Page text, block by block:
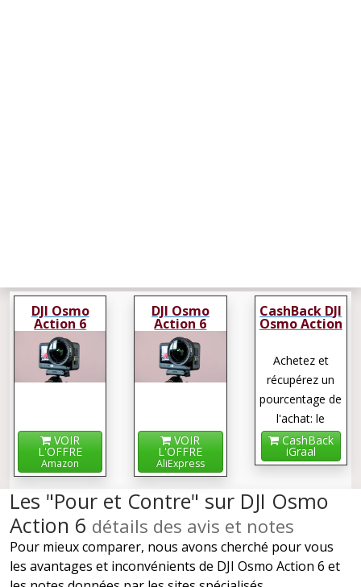
DJI Osmo
Action 6
VOIR
L'OFFRE
Amazon
DJI Osmo
Action 6
VOIR
L'OFFRE
AliExpress
CashBack DJI
Osmo Action
Achetez et
récupérez un
pourcentage de
l'achat: le
cashback !
CashBack
iGraal
Les "Pour et Contre" sur DJI Osmo
Action 6 détails des avis et notes
Pour mieux comparer, nous avons cherché pour vous
les avantages et inconvénients de DJI Osmo Action 6 et